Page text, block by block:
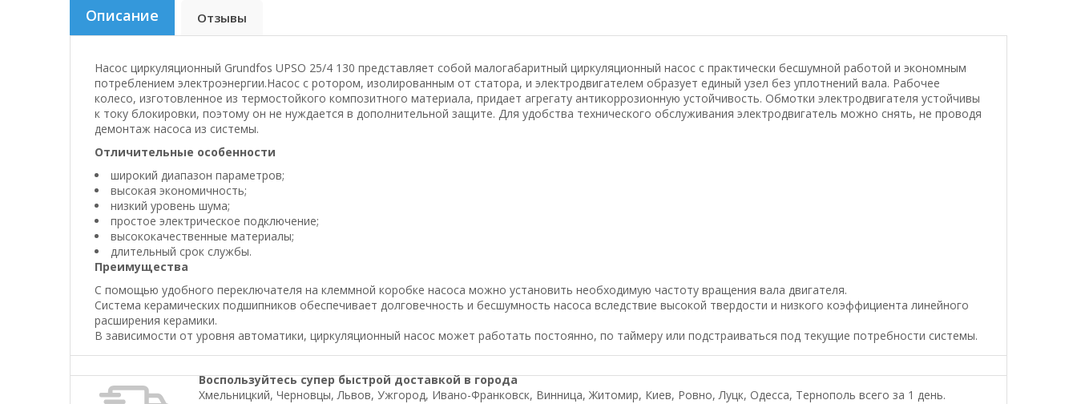
Описание Отзывы
Насос циркуляционный Grundfos UPSO 25/4 130 представляет собой малогабаритный циркуляционный насос с практически бесшумной работой и экономным
потреблением электроэнергии.Насос с ротором, изолированным от статора, и электродвигателем образует единый узел без уплотнений вала. Рабочее
колесо, изготовленное из термостойкого композитного материала, придает агрегату антикоррозионную устойчивость. Обмотки электродвигателя устойчивы
к току блокировки, поэтому он не нуждается в дополнительной защите. Для удобства технического обслуживания электродвигатель можно снять, не проводя
демонтаж насоса из системы.
Отличительные особенности
широкий диапазон параметров;
высокая экономичность;
низкий уровень шума;
простое электрическое подключение;
высококачественные материалы;
длительный срок службы.
Преимущества
С помощью удобного переключателя на клеммной коробке насоса можно установить необходимую частоту вращения вала двигателя.
Система керамических подшипников обеспечивает долговечность и бесшумность насоса вследствие высокой твердости и низкого коэффициента линейного
расширения керамики.
В зависимости от уровня автоматики, циркуляционный насос может работать постоянно, по таймеру или подстраиваться под текущие потребности системы.
Воспользуйтесь супер быстрой доставкой в города
Хмельницкий, Черновцы, Львов, Ужгород, Ивано-Франковск, Винница, Житомир, Киев, Ровно, Луцк, Одесса, Тернополь всего за 1 день.